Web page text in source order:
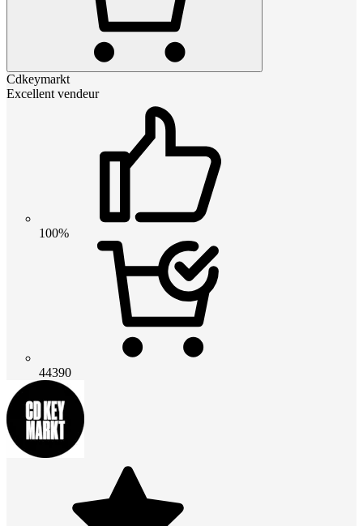
Cdkeymarkt
Excellent vendeur
100%
44390